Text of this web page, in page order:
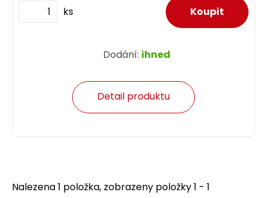
ks
Dodání: ihned
Detail produktu
Nalezena 1 položka, zobrazeny položky 1 - 1